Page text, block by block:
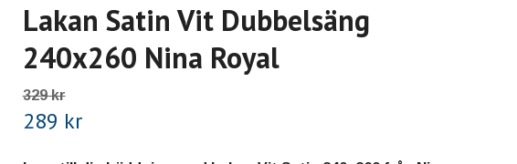
Lakan Satin Vit Dubbelsäng
240x260 Nina Royal
329 kr
289 kr